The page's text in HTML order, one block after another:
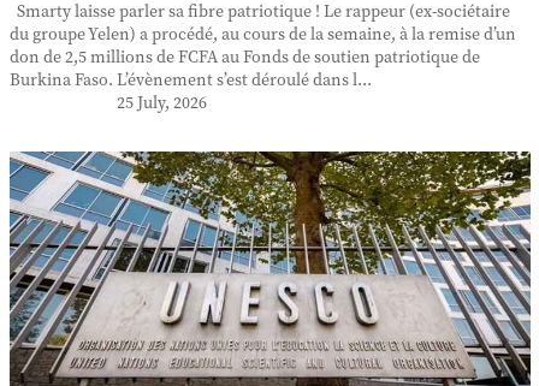
Smarty laisse parler sa fibre patriotique ! Le rappeur (ex-sociétaire
du groupe Yelen) a procédé, au cours de la semaine, à la remise d’un
don de 2,5 millions de FCFA au Fonds de soutien patriotique de
Burkina Faso. L’évènement s’est déroulé dans l...
25 July, 2026